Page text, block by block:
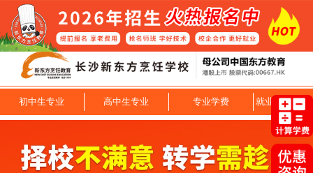
初中生专业 高中生专业 专业学费 就业技能专业